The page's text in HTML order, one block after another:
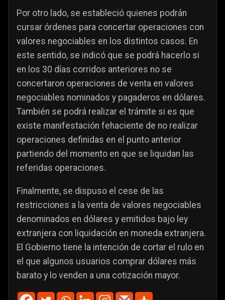
Por otro lado, se estableció quienes podrán
cursar órdenes para concertar operaciones con
valores negociables en los distintos casos. En
este sentido, se indicó que se podrá hacerlo si
en los 30 días corridos anteriores no se
concertaron operaciones de venta en valores
negociables nominados y pagaderos en dólares.
También se podrá realizar el trámite si es que
existe manifestación fehaciente de no realizar
operaciones definidas en el punto anterior
partiendo del momento en que se liquidan las
referidas operaciones.
Finalmente, se dispuso el cese de las
restricciones a la venta de valores negociables
denominados en dólares y emitidos bajo ley
extranjera con liquidación en moneda extranjera.
El Gobierno tiene la intención de cortar el rulo en
el que algunos usuarios comprar dólares más
barato y lo venden a una cotización mayor.